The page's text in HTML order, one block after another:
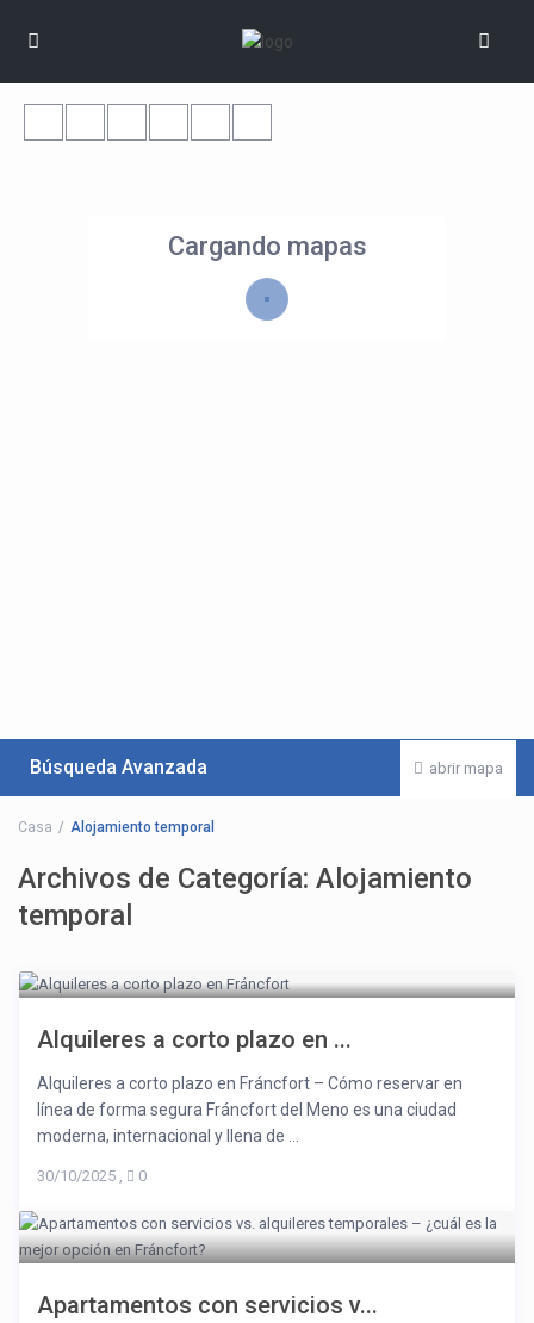
Cargando mapas
abrir mapa
Búsqueda Avanzada
Casa Alojamiento temporal
Archivos de Categoría:Alojamiento
temporal
Alquileres a corto plazo en ...
Alquileres a corto plazo en Fráncfort – Cómo reservar en
línea de forma segura Fráncfort del Meno es una ciudad
moderna, internacional y llena de ...
30/10/2025 , 0
Apartamentos con servicios v...